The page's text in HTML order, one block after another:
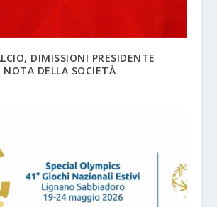
DIMISSIONI PRESIDENTE
NOTA DELLA SOCIETÀ